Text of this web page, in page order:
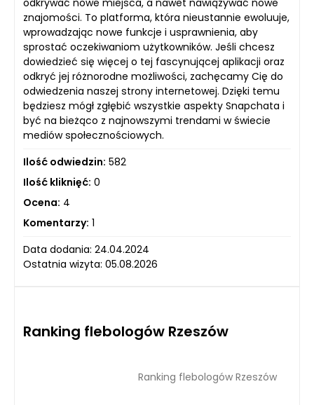
znajomości. To platforma, która nieustannie ewoluuje,
wprowadzając nowe funkcje i usprawnienia, aby
sprostać oczekiwaniom użytkowników. Jeśli chcesz
dowiedzieć się więcej o tej fascynującej aplikacji oraz
odkryć jej różnorodne możliwości, zachęcamy Cię do
odwiedzenia naszej strony internetowej. Dzięki temu
będziesz mógł zgłębić wszystkie aspekty Snapchata i
być na bieżąco z najnowszymi trendami w świecie
mediów społecznościowych.
Ilość odwiedzin: 582
Ilość kliknięć: 0
Ocena: 4
Komentarzy: 1
Data dodania: 24.04.2024
Ostatnia wizyta: 05.08.2026
Ranking flebologów Rzeszów
Ranking flebologów Rzeszów